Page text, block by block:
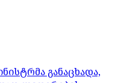
განაცხადა,